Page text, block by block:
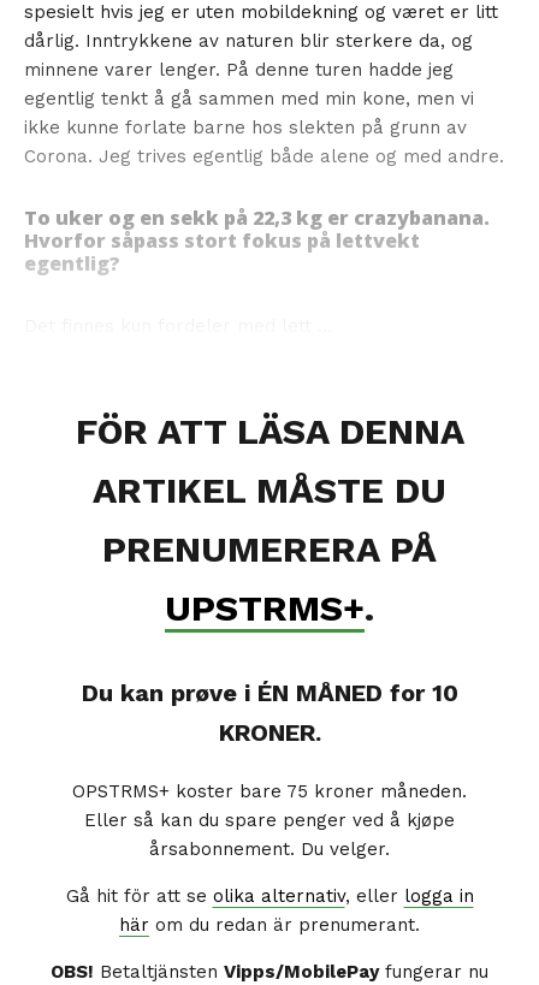
spesielt hvis jeg er uten mobildekning og været er litt
dårlig. Inntrykkene av naturen blir sterkere da, og
minnene varer lenger. På denne turen hadde jeg
egentlig tenkt å gå sammen med min kone, men vi
ikke kunne forlate barne hos slekten på grunn av
Corona. Jeg trives egentlig både alene og med andre.
To uker og en sekk på 22,3 kg er crazybanana.
Hvorfor såpass stort fokus på lettvekt
egentlig?
FÖR ATT LÄSA DENNA
ARTIKEL MÅSTE DU
PRENUMERERA PÅ
UPSTRMS+.
Du kan prøve i ÉN MÅNED for 10
KRONER.
OPSTRMS+ koster bare 75 kroner måneden.
Eller så kan du spare penger ved å kjøpe
årsabonnement. Du velger.
Gå hit för att se olika alternativ, eller logga in
här om du redan är prenumerant.
OBS! Betaltjänsten Vipps/MobilePayfungerar nu